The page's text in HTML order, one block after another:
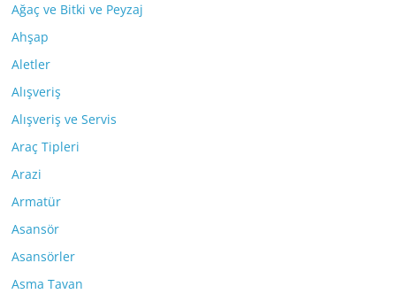
Ağaç ve Bitki ve Peyzaj
Ahşap
Aletler
Alışveriş
Alışveriş ve Servis
Araç Tipleri
Arazi
Armatür
Asansör
Asansörler
Asma Tavan